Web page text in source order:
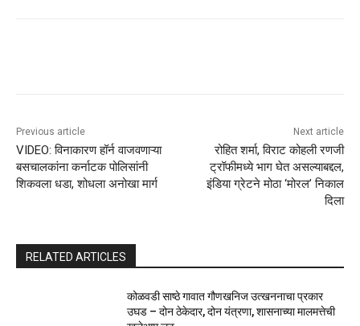
Previous article
VIDEO: विनाकारण हॉर्न वाजवणाऱ्या
बसचालकांना कर्नाटक पोलिसांनी
शिकवला धडा, शोधला अनोखा मार्ग
Next article
रोहित शर्मा, विराट कोहली रणजी
ट्रॉफीमध्ये भाग घेत असल्याबद्दल,
इंडिया ग्रेटने मोठा ‘मोरल’ निकाल
दिला
RELATED ARTICLES
कोळवडी साष्ठे गावात गौणखनिज उत्खननाचा प्रकार
उघड – दोन ठेकेदार, दोन यंत्रणा, शासनाच्या मालमत्तेची